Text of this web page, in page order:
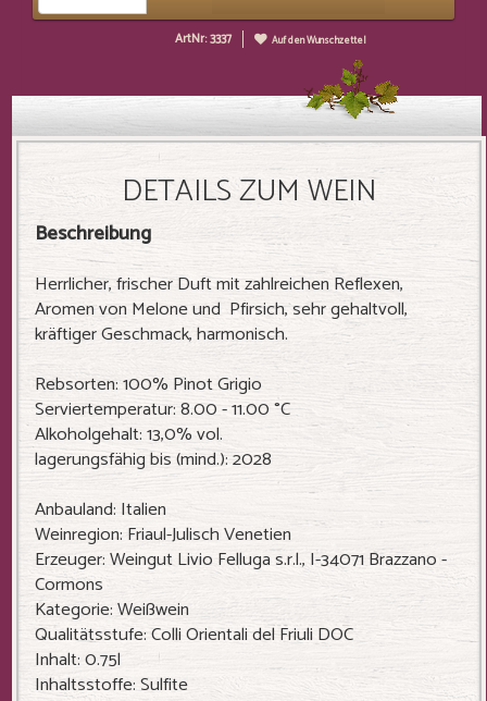
ArtNr: 3337 Auf den Wunschzettel
DETAILS ZUM WEIN
Beschreibung
Herrlicher, frischer Duft mit zahlreichen Reflexen,
Aromen von Melone und Pfirsich, sehr gehaltvoll,
kräftiger Geschmack, harmonisch.
Rebsorten: 100% Pinot Grigio
Serviertemperatur: 8.00 - 11.00 °C
Alkoholgehalt: 13,0% vol.
lagerungsfähig bis (mind.): 2028
Anbauland: Italien
Weinregion: Friaul-Julisch Venetien
Erzeuger: Weingut Livio Felluga s.r.l., I-34071 Brazzano -
Cormons
Kategorie: Weißwein
Qualitätsstufe: Colli Orientali del Friuli DOC
Inhalt: 0.75l
Inhaltsstoffe: Sulfite